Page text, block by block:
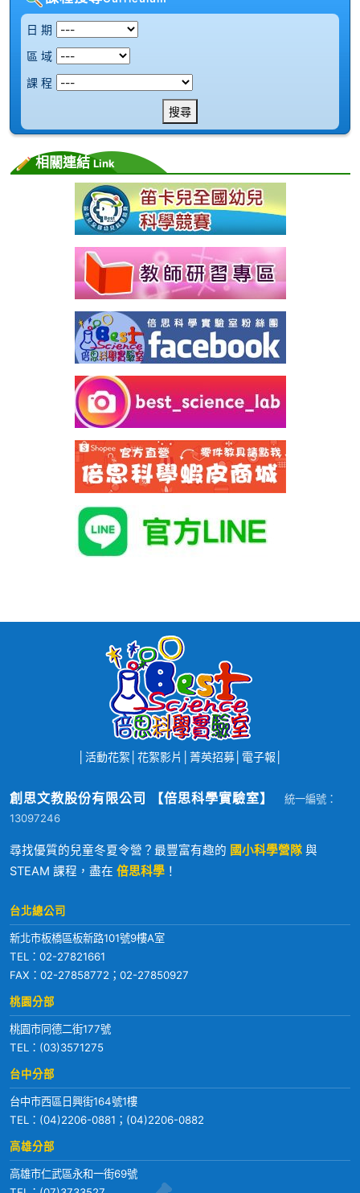
日 期
區 域
課 程
搜尋
相關連結Link
活動花絮 花絮影片 菁英招募│ 電子報
創思文教股份有限公司 【倍思科學實驗室】
統一編號：
13097246
尋找優質的兒童冬夏令營？最豐富有趣的 國小科學營隊 與
STEAM 課程，盡在 倍思科學 ！
台北總公司
新北市板橋區板新路101號9樓A室
TEL： 02-27821661
FAX：02-27858772；02-27850927
桃園分部
桃園市同德二街177號
TEL： (03)3571275
台中分部
台中市西區日興街164號1樓
TEL： (04)2206-0881 ； (04)2206-0882
高雄分部
高雄市仁武區永和一街69號